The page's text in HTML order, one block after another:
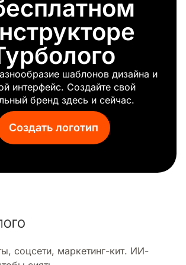
шаблонов дизайна и
интерфейс. Создайте свой
бренд здесь и сейчас.
Создать логотип
соцсети, маркетинг-кит. ИИ-